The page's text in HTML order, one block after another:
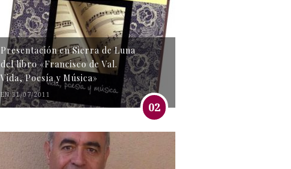
Presentación en Sierra de Luna
del libro «Francisco de Val.
Vida, Poesía y Música»
EN 31/07/2011
02